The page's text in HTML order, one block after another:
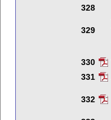
328
329
330
331
332